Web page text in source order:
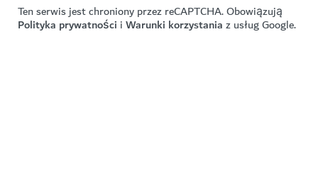
Ten serwis jest chroniony przez reCAPTCHA. Obowiązują
Polityka prywatności iWarunki korzystaniaz usług Google.